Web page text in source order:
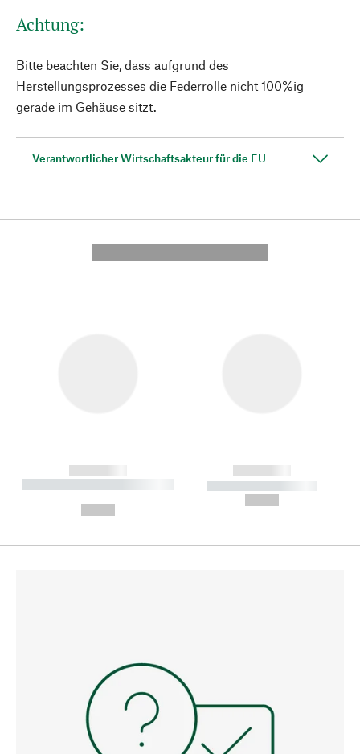
Achtung:
Bitte beachten Sie, dass aufgrund des
Herstellungsprozesses die Federrolle nicht 100%ig
gerade im Gehäuse sitzt.
Verantwortlicher Wirtschaftsakteur für die EU
------------
----------- ----------- --------
------------
----------- -----------